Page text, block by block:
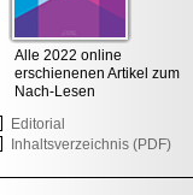
Alle 2022 online
erschienenen Artikel zum
Nach-Lesen
Editorial
Inhaltsverzeichnis (PDF)